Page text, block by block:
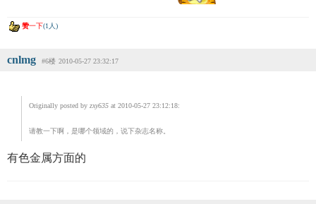
赞一下(1人)
cnlmg #6楼 2010-05-27 23:32:17
Originally posted by zxy635 at 2010-05-27 23:12:18:
请教一下啊，是哪个领域的，说下杂志名称。
有色金属方面的